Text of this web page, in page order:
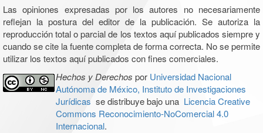
Las opiniones expresadas por los autores no necesariamente
reflejan la postura del editor de la publicación. Se autoriza la
reproducción total o parcial de los textos aquí publicados siempre y
cuando se cite la fuente completa de forma correcta. No se permite
utilizar los textos aquí publicados con fines comerciales.
Hechos y Derechos por Universidad Nacional
Autónoma de México, Instituto de Investigaciones
Jurídicas se distribuye bajo una Licencia Creative
Commons Reconocimiento-NoComercial 4.0
Internacional.